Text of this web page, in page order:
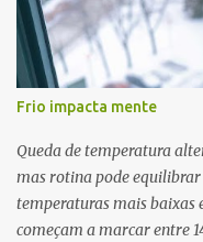
tempos de ‘Clone’ e
agora, nessa caminhada
gratificante”, comentam
do Brasil com a agenda
"Simplesmente". O projeto
inéditas, com direção
direção musical de
Frio impacta mente
Queda de temperatura
mas rotina pode equilibrar
temperaturas mais
começam a marcar entre